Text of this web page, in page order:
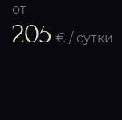
от
205 € / сутки